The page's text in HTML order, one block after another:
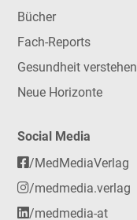
Bücher
Fach-Reports
Gesundheit verstehen
Neue Horizonte
Social Media
/MedMediaVerlag
/medmedia.verlag
/medmedia-at